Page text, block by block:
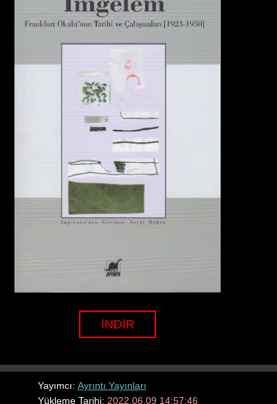
İNDİR
Yayımcı: Ayrıntı Yayınları
Yükleme Tarihi: 2022.06.09 14:57:46